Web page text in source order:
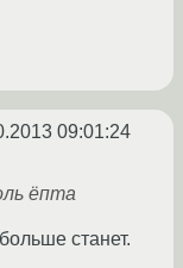
09:01:24
ёпта
станет.